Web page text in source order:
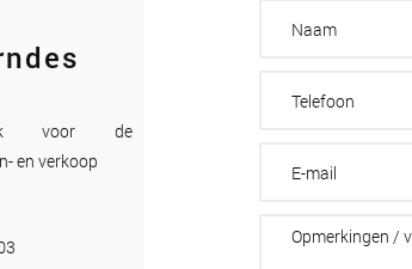
voor de
en verkoop